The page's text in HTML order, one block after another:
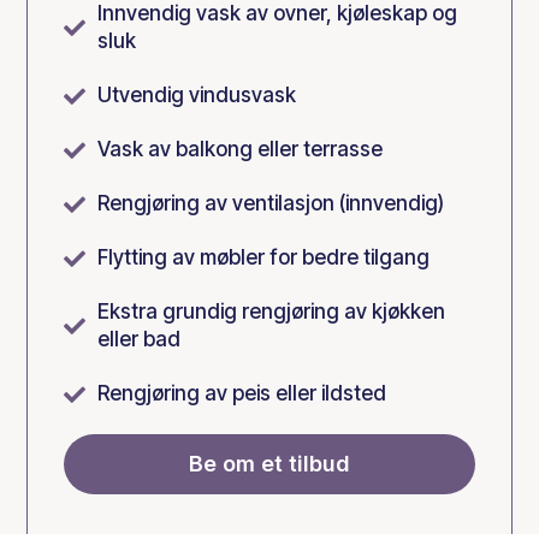

Innvendig vask av ovner, kjøleskap og
sluk
 Utvendig vindusvask
 Vask av balkong eller terrasse
 Rengjøring av ventilasjon (innvendig)
 Flytting av møbler for bedre tilgang

Ekstra grundig rengjøring av kjøkken
eller bad
 Rengjøring av peis eller ildsted
Be om et tilbud